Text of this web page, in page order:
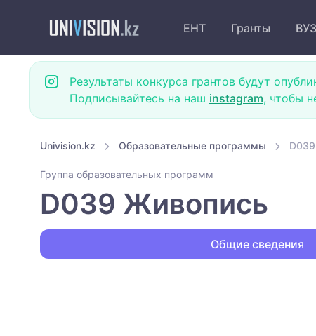
ЕНТ Гранты
Результаты конкурса грантов будут
Подписывайтесь на наш instagram, чтобы
Univision.kz Образовательные программы
Группа образовательных программ
D039 Живопись
Общие сведения